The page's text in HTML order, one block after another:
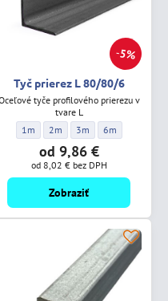
Dĺžka:
5%
Tyč prierez L 80/80/6
tyče profilového prierezu v
tvare L
Tyč prierez L 80/80/6 - Dĺžka:
1m Tyč prierez L 80/80/6 - Dĺžka:
2m Tyč prierez L 80/80/6 -
3m Tyč prierez L
6m
od 9,86 €
od 8,02 € bez DPH
Zobraziť